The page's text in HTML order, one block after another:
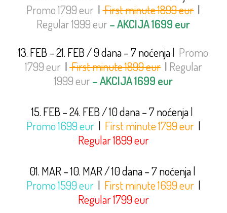
Promo 1799 eur |First minute 1899 eur |
Regular 1999 eur– AKCIJA 1699 eur
13. FEB – 21. FEB / 9 dana – 7 noćenja| Promo
1799 eur |First minute 1899 eur | Regular
1999 eur– AKCIJA 1699 eur
15. FEB – 24. FEB / 10 dana – 7 noćenja|
Promo 1699 eur | First minute 1799 eur |
Regular 1899 eur
01. MAR – 10. MAR / 10 dana – 7 noćenja|
Promo 1599 eur | First minute 1699 eur |
Regular 1799 eur